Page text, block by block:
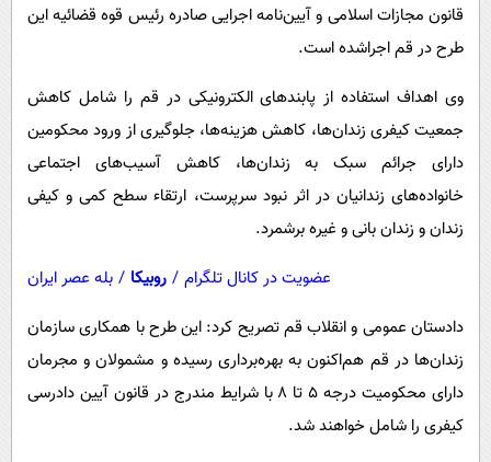
قانون مجازات اسلامی و آیین‌نامه اجرایی صادره رئیس قوه قضائیه این
طرح در قم اجراشده است.
وی اهداف استفاده از پابندهای الکترونیکی در قم را شامل کاهش
جمعیت کیفری زندان‌ها، کاهش هزینه‌ها، جلوگیری از ورود محکومین
دارای جرائم سبک به زندان‌ها، کاهش آسیب‌های اجتماعی
خانواده‌های زندانیان در اثر نبود سرپرست، ارتقاء سطح کمی و کیفی
زندان و زندان بانی و غیره برشمرد.
عضویت در کانال تلگرام / روبیکا / بله عصر ایران
دادستان عمومی و انقلاب قم تصریح کرد: این طرح با همکاری سازمان
زندان‌ها در قم هم‌اکنون به بهره‌برداری رسیده و مشمولان و مجرمان
دارای محکومیت درجه 5 تا 8 با شرایط مندرج در قانون آیین دادرسی
کیفری را شامل خواهند شد.